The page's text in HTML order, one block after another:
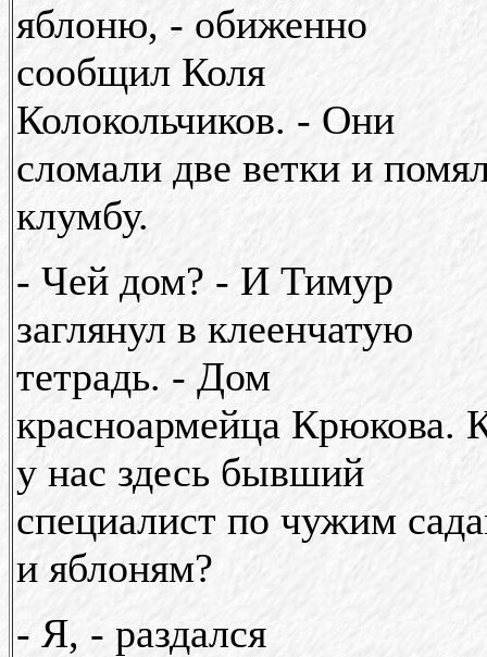
яблоню, - обиженно
сообщил Коля
Колокольчиков. - Они
сломали две ветки и
клумбу.
- Чей дом? - И Тимур
заглянул в клеенчатую
тетрадь. - Дом
красноармейца Крюкова.
у нас здесь бывший
специалист по чужим
и яблоням?
- Я, - раздался